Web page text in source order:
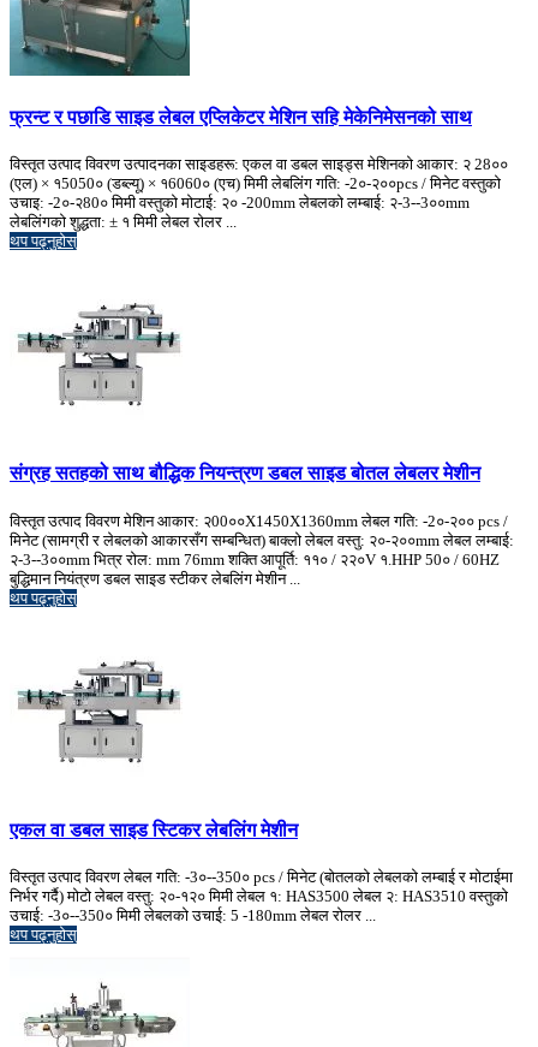
फ्रन्ट र पछाडि साइड लेबल एप्लिकेटर मेशिन सहि मेकेनिमेसनको साथ
विस्तृत उत्पाद विवरण उत्पादनका साइडहरू: एकल वा डबल साइड्स मेशिनको आकार: २ 28००
(एल) × १5050० (डब्ल्यू) × १6060० (एच) मिमी लेबलिंग गति: -2०-२००pcs / मिनेट वस्तुको
उचाइ: -2०-२80० मिमी वस्तुको मोटाई: २० -200mm लेबलको लम्बाई: २-3--3००mm
लेबलिंगको शुद्धता: ± १ मिमी लेबल रोलर ...
थप पढ्नुहोस्
संग्रह सतहको साथ बौद्धिक नियन्त्रण डबल साइड बोतल लेबलर मेशीन
विस्तृत उत्पाद विवरण मेशिन आकार: २00००X1450X1360mm लेबल गति: -2०-२०० pcs /
मिनेट (सामग्री र लेबलको आकारसँग सम्बन्धित) बाक्लो लेबल वस्तु: २०-२००mm लेबल लम्बाई:
२-3--3००mm भित्र रोल: mm 76mm शक्ति आपूर्ति: ११० / २२०V १.HHP 50० / 60HZ
बुद्धिमान नियंत्रण डबल साइड स्टीकर लेबलिंग मेशीन ...
थप पढ्नुहोस्
एकल वा डबल साइड स्टिकर लेबलिंग मेशीन
विस्तृत उत्पाद विवरण लेबल गति: -3०--350० pcs / मिनेट (बोतलको लेबलको लम्बाई र मोटाईमा
निर्भर गर्दै) मोटो लेबल वस्तु: २०-१२० मिमी लेबल १: HAS3500 लेबल २: HAS3510 वस्तुको
उचाई: -3०--350० मिमी लेबलको उचाई: 5 -180mm लेबल रोलर ...
थप पढ्नुहोस्